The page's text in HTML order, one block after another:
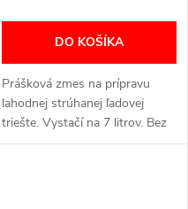
DO KOŠÍKA
Prášková zmes na prípravu
lahodnej strúhanej ľadovej
triešte. Vystačí na 7 litrov. Bez
GMO. Bez chemických farbív a